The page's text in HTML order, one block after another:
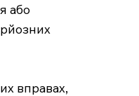
або
вправах,